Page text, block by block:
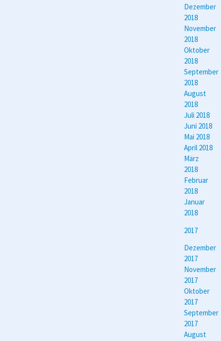
Dezember
2018
November
2018
Oktober
2018
September
2018
August
2018
Juli 2018
Juni 2018
Mai 2018
April 2018
März
2018
Februar
2018
Januar
2018
2017
Dezember
2017
November
2017
Oktober
2017
September
2017
August